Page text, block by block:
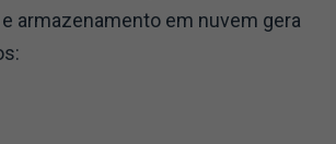
armazenamento em nuvem gera